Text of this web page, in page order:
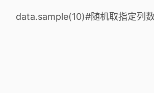
data.sample(10)#随机取指定列数